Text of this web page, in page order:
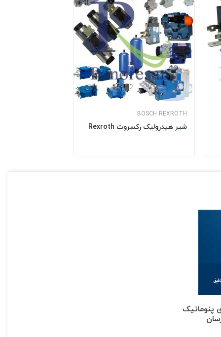
BOSCH REXROTH
شیر هیدرولیک رکسروت Rexroth
پنوماتیک